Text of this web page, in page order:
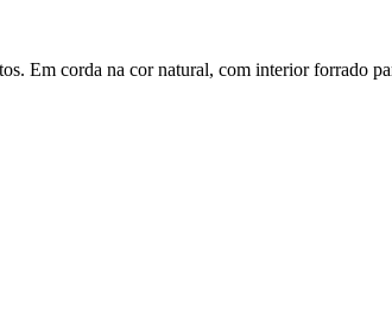
Em corda na cor natural, com interior forrado